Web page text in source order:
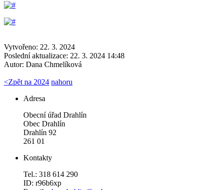
Vytvořeno: 22. 3. 2024
Poslední aktualizace: 22. 3. 2024 14:48
Autor: Dana Chmelíková
<Zpět na 2024 nahoru
Adresa
Obecní úřad Drahlín
Obec Drahlín
Drahlín 92
261 01
Kontakty
Tel.: 318 614 290
ID: r96b6xp